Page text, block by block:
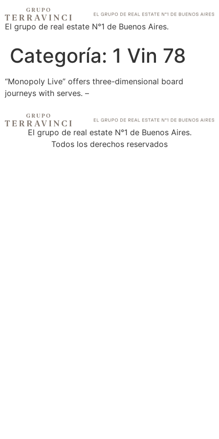
El grupo de real estate N°1 de Buenos Aires.
Categoría: 1 Vin 78
“Monopoly Live” offers three-dimensional board
journeys with serves. –
El grupo de real estate N°1 de Buenos Aires.
Todos los derechos reservados